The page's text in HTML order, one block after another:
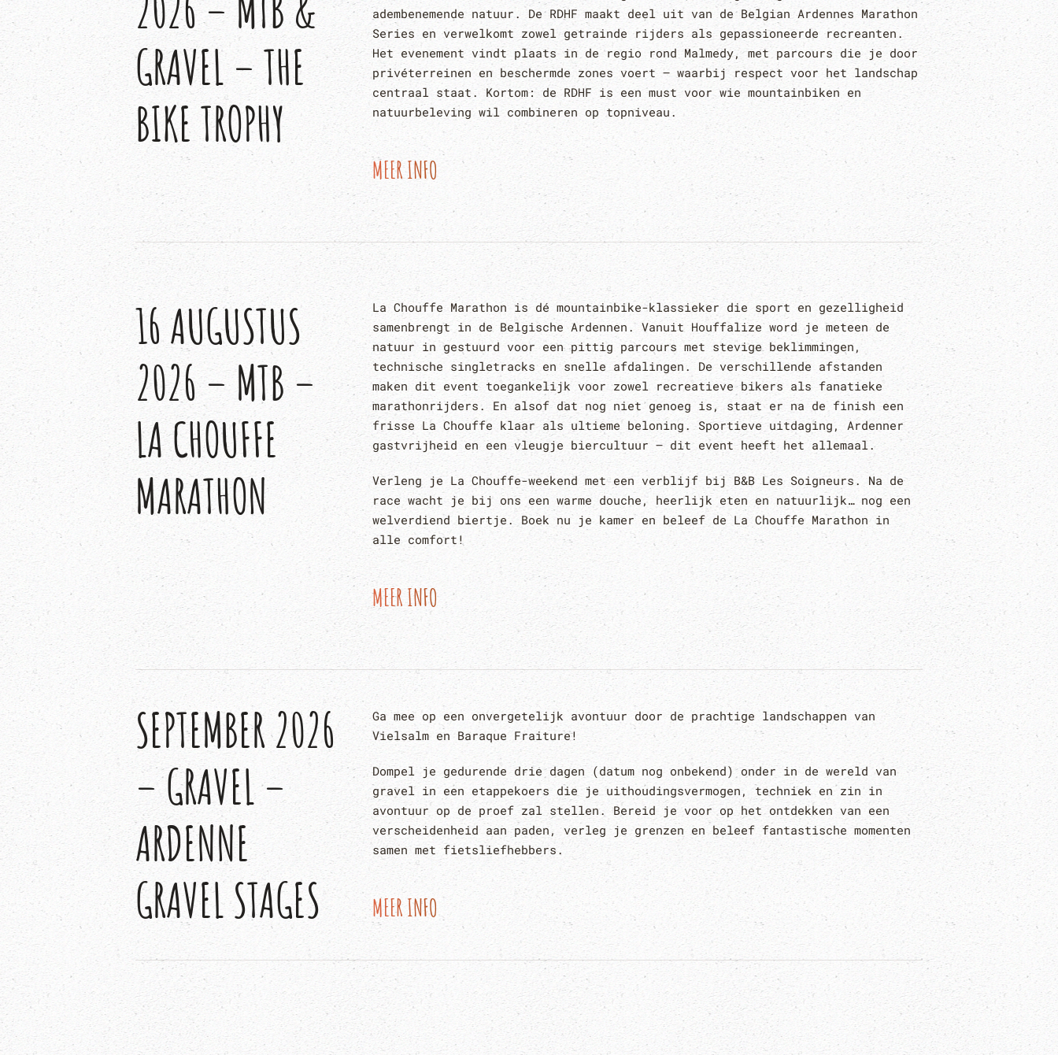
GRAVEL – THE
BIKE TROPHY
adembenemende natuur. De RDHF maakt deel uit van de Belgian Ardennes Marathon
Series en verwelkomt zowel getrainde rijders als gepassioneerde recreanten.
Het evenement vindt plaats in de regio rond Malmedy, met parcours die je door
privéterreinen en beschermde zones voert — waarbij respect voor het landschap
centraal staat. Kortom: de RDHF is een must voor wie mountainbiken en
natuurbeleving wil combineren op topniveau.
MEER INFO
16 AUGUSTUS
2026 – MTB –
LA CHOUFFE
MARATHON
La Chouffe Marathon is dé mountainbike-klassieker die sport en gezelligheid
samenbrengt in de Belgische Ardennen. Vanuit Houffalize word je meteen de
natuur in gestuurd voor een pittig parcours met stevige beklimmingen,
technische singletracks en snelle afdalingen. De verschillende afstanden
maken dit event toegankelijk voor zowel recreatieve bikers als fanatieke
marathonrijders. En alsof dat nog niet genoeg is, staat er na de finish een
frisse La Chouffe klaar als ultieme beloning. Sportieve uitdaging, Ardenner
gastvrijheid en een vleugje biercultuur – dit event heeft het allemaal.
Verleng je La Chouffe-weekend met een verblijf bij B&B Les Soigneurs. Na de
race wacht je bij ons een warme douche, heerlijk eten en natuurlijk… nog een
welverdiend biertje. Boek nu je kamer en beleef de La Chouffe Marathon in
alle comfort!
MEER INFO
SEPTEMBER 2026
– GRAVEL –
ARDENNE
GRAVEL STAGES
Ga mee op een onvergetelijk avontuur door de prachtige landschappen van
Vielsalm en Baraque Fraiture!
Dompel je gedurende drie dagen (datum nog onbekend) onder in de wereld van
gravel in een etappekoers die je uithoudingsvermogen, techniek en zin in
avontuur op de proef zal stellen. Bereid je voor op het ontdekken van een
verscheidenheid aan paden, verleg je grenzen en beleef fantastische momenten
samen met fietsliefhebbers.
MEER INFO